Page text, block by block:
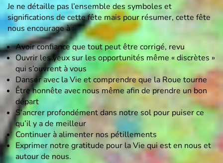
Je ne détaille pas l’ensemble des symboles et
significations de cette fête mais pour résumer, cette fête
nous encourage à :
Avoir confiance que tout peut être corrigé, revu
Ouvrir les yeux sur les opportunités même « discrètes »
qui s’ouvrent à vous
Danser avec la Vie et comprendre que la Roue tourne
Être honnête avec nous même afin de prendre un bon
départ
S’ancrer profondément dans notre sol pour puiser ce
qu’il y a de meilleur
Continuer à alimenter nos pétillements
Exprimer notre gratitude pour la Vie qui est en nous et
autour de nous.